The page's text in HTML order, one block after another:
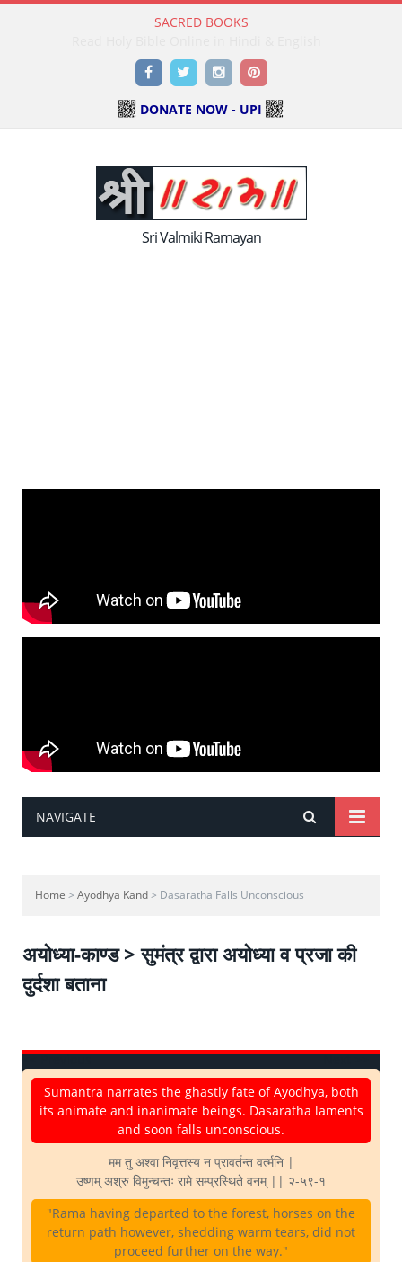
SACRED BOOKS
FacebookTwitterInstagramPinterest
DONATE NOW - UPI
Sri Valmiki Ramayan
NAVIGATE
Home > Ayodhya Kand> Dasaratha Falls Unconscious
अयोध्या-काण्ड > सुमंत्र द्वारा अयोध्या व प्रजा की
दुर्दशा बताना
<< Previous
Next >>
Sumantra narrates the ghastly fate of Ayodhya, both
its animate and inanimate beings. Dasaratha laments
and soon falls unconscious.
मम तु अश्वा निवृत्तस्य न प्रावर्तन्त वर्त्मनि |
उष्णम् अश्रु विमुन्चन्तः रामे सम्प्रस्थिते वनम् || २-५९-१
"Rama having departed to the forest, horses on the
return path however, shedding warm tears, did not
proceed further on the way."